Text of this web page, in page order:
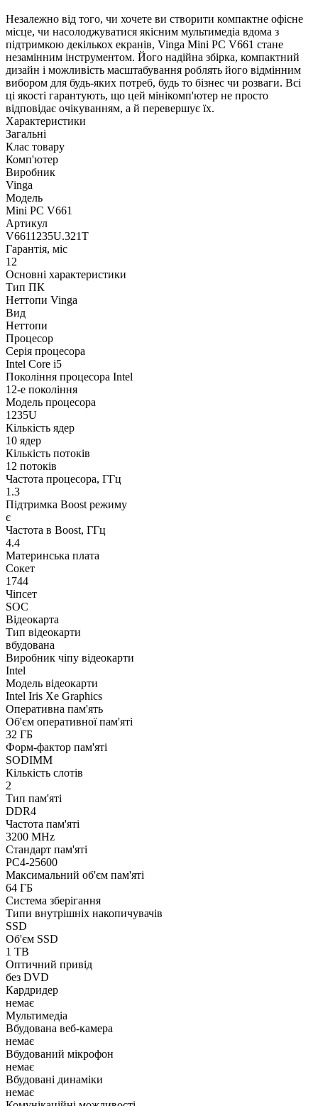
Незалежно від того, чи хочете ви створити компактне офісне
місце, чи насолоджуватися якісним мультимедіа вдома з
підтримкою декількох екранів, Vinga Mini PC V661 стане
незамінним інструментом. Його надійна збірка, компактний
дизайн і можливість масштабування роблять його відмінним
вибором для будь-яких потреб, будь то бізнес чи розваги. Всі
ці якості гарантують, що цей мінікомп'ютер не просто
відповідає очікуванням, а й перевершує їх.
Характеристики
Загальні
Клас товару
Комп'ютер
Виробник
Vinga
Модель
Mini PC V661
Артикул
V6611235U.321T
Гарантія, міс
12
Основні характеристики
Тип ПК
Неттопи Vinga
Вид
Неттопи
Процесор
Серія процесора
Intel Core i5
Покоління процесора Intel
12-е покоління
Модель процесора
1235U
Кількість ядер
10 ядер
Кількість потоків
12 потоків
Частота процесора, ГГц
1.3
Підтримка Boost режиму
є
Частота в Boost, ГГц
4.4
Материнська плата
Сокет
1744
Чіпсет
SOC
Відеокарта
Тип відеокарти
вбудована
Виробник чіпу відеокарти
Intel
Модель відеокарти
Intel Iris Xe Graphics
Оперативна пам'ять
Об'єм оперативної пам'яті
32 ГБ
Форм-фактор пам'яті
SODIMM
Кількість слотів
2
Тип пам'яті
DDR4
Частота пам'яті
3200 MHz
Стандарт пам'яті
PC4-25600
Максимальний об'єм пам'яті
64 ГБ
Система зберігання
Типи внутрішніх накопичувачів
SSD
Об'єм SSD
1 TB
Оптичний привід
без DVD
Кардридер
немає
Мультимедіа
Вбудована веб-камера
немає
Вбудований мікрофон
немає
Вбудовані динаміки
немає